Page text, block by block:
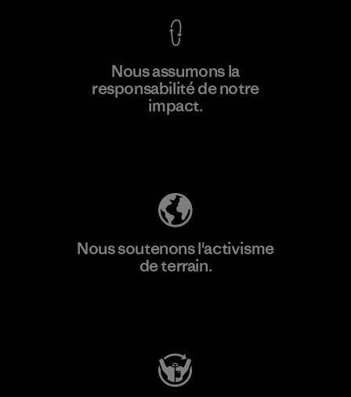
Nous assumons la
responsabilité de notre
impact.
Nous soutenons l'activisme
de terrain.